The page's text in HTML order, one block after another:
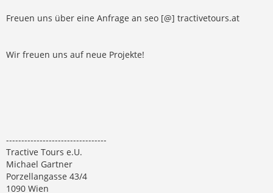
Freuen uns über eine Anfrage an seo [@] tractivetours.at
Wir freuen uns auf neue Projekte!
---------------------------------
Tractive Tours e.U.
Michael Gartner
Porzellangasse 43/4
1090 Wien